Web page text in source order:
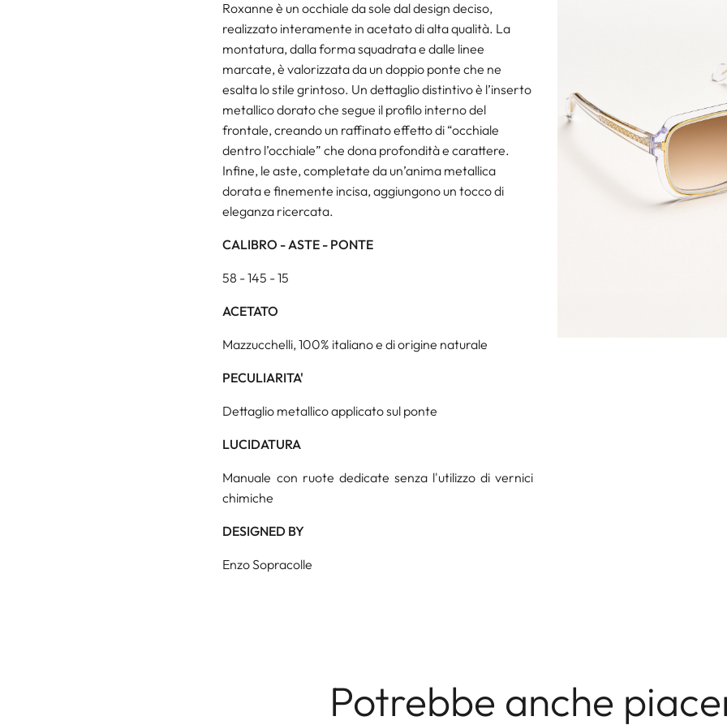
Roxanne è un occhiale da sole dal design deciso,
realizzato interamente in acetato di alta qualità. La
montatura, dalla forma squadrata e dalle linee
marcate, è valorizzata da un doppio ponte che ne
esalta lo stile grintoso. Un dettaglio distintivo è l’inserto
metallico dorato che segue il profilo interno del
frontale, creando un raffinato effetto di “occhiale
dentro l’occhiale” che dona profondità e carattere.
Infine, le aste, completate da un’anima metallica
dorata e finemente incisa, aggiungono un tocco di
eleganza ricercata.
CALIBRO - ASTE - PONTE
58 - 145 - 15
ACETATO
Mazzucchelli, 100% italiano e di origine naturale
PECULIARITA'
Dettaglio metallico applicato sul ponte
LUCIDATURA
Manuale con ruote dedicate senza l'utilizzo di vernici
chimiche
DESIGNED BY
Enzo Sopracolle
Potrebbe anche